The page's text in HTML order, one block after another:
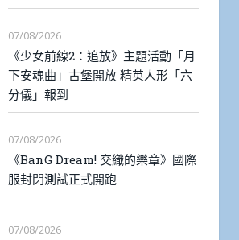
07/08/2026
《少女前線2：追放》主題活動「月
下安魂曲」古堡開放 精英人形「六
分儀」報到
07/08/2026
《BanG Dream! 交織的樂章》國際
服封閉測試正式開跑
07/08/2026